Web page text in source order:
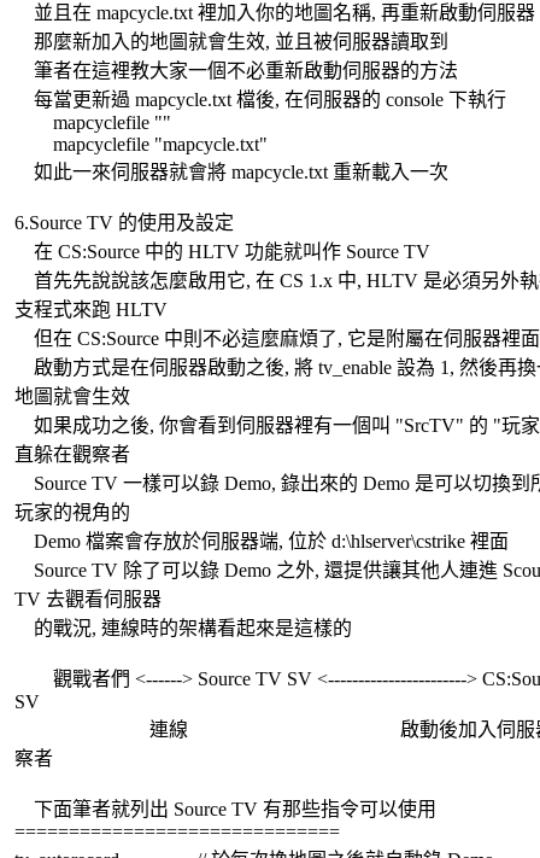
並且在 mapcycle.txt 裡加入你的地圖名稱, 再重新啟動伺服器
那麼新加入的地圖就會生效, 並且被伺服器讀取到
筆者在這裡教大家一個不必重新啟動伺服器的方法
每當更新過 mapcycle.txt 檔後, 在伺服器的 console 下執行
mapcyclefile ""
mapcyclefile "mapcycle.txt"
如此一來伺服器就會將 mapcycle.txt 重新載入一次
6.Source TV 的使用及設定
在 CS:Source 中的 HLTV 功能就叫作 Source TV
首先先說說該怎麼啟用它, 在 CS 1.x 中, HLTV 是必須另外
支程式來跑 HLTV
但在 CS:Source 中則不必這麼麻煩了, 它是附屬在伺服器裡
啟動方式是在伺服器啟動之後, 將 tv_enable 設為 1, 然後再
地圖就會生效
如果成功之後, 你會看到伺服器裡有一個叫 "SrcTV" 的 "玩
直躲在觀察者
Source TV 一樣可以錄 Demo, 錄出來的 Demo 是可以切換到
玩家的視角的
Demo 檔案會存放於伺服器端, 位於 d:\hlserver\cstrike 裡面
Source TV 除了可以錄 Demo 之外, 還提供讓其他人連進
TV 去觀看伺服器
的戰況, 連線時的架構看起來是這樣的
觀戰者們 <------> Source TV SV <----------------------->
SV
連線 啟動後加入伺服器
察者
下面筆者就列出 Source TV 有那些指令可以使用
==============================